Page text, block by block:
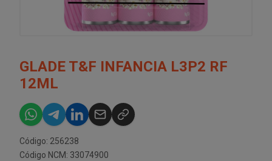
GLADE T&F INFANCIA L3P2 RF
12ML
Código: 256238
Código NCM: 33074900